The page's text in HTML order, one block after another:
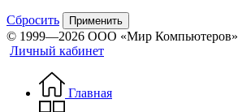
Сбросить Применить
© 1999—2026 ООО «Мир Компьютеров»
Личный кабинет
Главная